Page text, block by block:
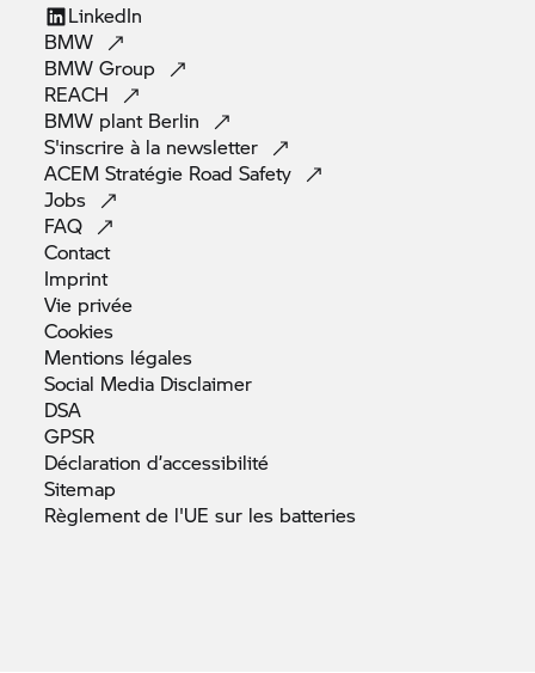
LinkedIn
BMW
BMWGroup
REACH
BMW plant Berlin
S'inscrire à la newsletter
ACEM Stratégie RoadSafety
Jobs
FAQ
Contact
Imprint
Vie privée
Cookies
Mentions légales
Social Media Disclaimer
DSA
GPSR
Déclarationd’accessibilité
Sitemap
Règlement de l'UE sur les batteries